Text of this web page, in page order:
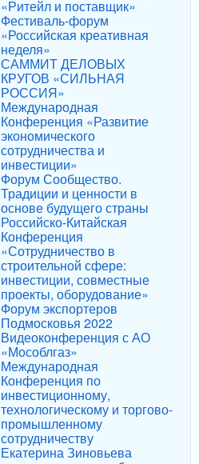
«Ритейл и поставщик»
Фестиваль-форум
«Российская креативная
неделя»
САММИТ ДЕЛОВЫХ
КРУГОВ «СИЛЬНАЯ
РОССИЯ»
Международная
Конференция «Развитие
экономического
сотрудничества и
инвестиции»
Форум Сообщество.
Традиции и ценности в
основе будущего страны
Российско-Китайская
Конференция
«Сотрудничество в
строительной сфере:
инвестиции, совместные
проекты, оборудование»
Форум экспортеров
Подмосковья 2022
Видеоконференция с АО
«Мособлгаз»
Международная
Конференция по
инвестиционному,
технологическому и торгово-
промышленному
сотрудничеству
Екатерина Зиновьева